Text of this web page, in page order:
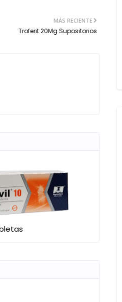
MÁS RECIENTE
Troferit 20Mg Supositorios